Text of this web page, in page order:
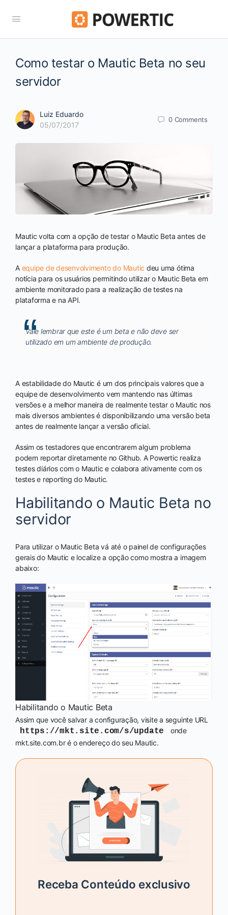
Como testar o Mautic Beta no seu
servidor
Luiz Eduardo
05/07/2017
0 Comments
Mautic volta com a opção de testar o Mautic Beta antes de
lançar a plataforma para produção.
A equipe de desenvolvimento do Mautic deu uma ótima
notícia para os usuários permitindo utilizar o Mautic Beta em
ambiente monitorado para a realização de testes na
plataforma e na API.
Vale lembrar que este é um beta e não deve ser
utilizado em um ambiente de produção.
A estabilidade do Mautic é um dos principais valores que a
equipe de desenvolvimento vem mantendo nas últimas
versões e a melhor maneira de realmente testar o Mautic nos
mais diversos ambientes é disponibilizando uma versão beta
antes de realmente lançar a versão oficial.
Assim os testadores que encontrarem algum problema
podem reportar diretamente no Github. A Powertic realiza
testes diários com o Mautic e colabora ativamente com os
testes e reporting do Mautic.
Habilitando o Mautic Beta no
servidor
Para utilizar o Mautic Beta vá até o painel de configurações
gerais do Mautic e localize a opção como mostra a imagem
abaixo:
Habilitando o Mautic Beta
Assim que você salvar a configuração, visite a seguinte URL
https://mkt.site.com/s/update
onde
mkt.site.com.br é o endereço do seu Mautic.
Receba Conteúdo exclusivo